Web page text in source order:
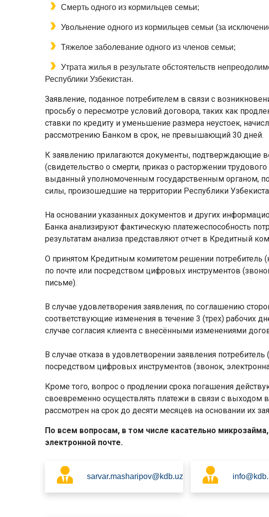
Смерть одного из кормильцев семьи;
Увольнение одного из кормильцев семьи (за
Тяжелое заболевание одного из членов семьи;
Утрата жилья в результате обстоятельств
Республики Узбекистан.
Заявление, поданное потребителем в связи с
просьбу о пересмотре условий договора, таких как
ставки по кредиту и уменьшение размера неустоек,
рассмотрению Банком в срок, не превышающий 30 дней.
К заявлению прилагаются документы, подтверждающие
(свидетельство о смерти, приказ о расторжении
выданный уполномоченным государственным органом,
силы, произошедшие на территории Республики
На основании указанных документов и других
Банка анализируют фактическую платежеспособность
результатам анализа представляют отчет в Кредитный
О принятом Кредитным комитетом решении потребитель
по почте или посредством цифровых инструментов
письме).
В случае удовлетворения заявления, по соглашению
соответствующие изменения в течение 3 (трех) рабочих
случае согласия клиента с внесёнными изменениями
В случае отказа в удовлетворении заявления
посредством цифровых инструментов (звонок,
Кроме того, вопрос о продлении срока погашения
своевременно осуществлять платежи в связи с выходом
рассмотрен на срок до десяти месяцев на основании их
По всем вопросам, в том числе касательно
электронной почте.
sarvar.masharipov@kdb.uz